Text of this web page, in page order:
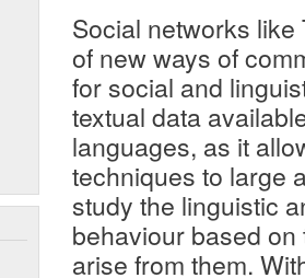
Social networks
of new ways of
for social and
textual data
languages, as it
techniques to large
study the linguistic
behaviour based on
arise from them.